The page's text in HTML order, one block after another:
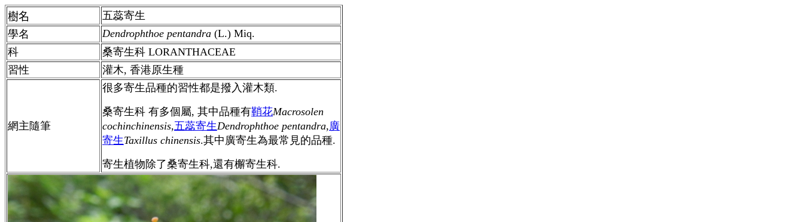
樹名
五蕊寄生
學名
Dendrophthoe pentandra (L.) Miq.
科
桑寄生科 LORANTHACEAE
習性
灌木, 香港原生種
網主隨筆
很多寄生品種的習性都是撥入灌木類.
桑寄生科 有多個屬, 其中品種有鞘花Macrosolen
cochinchinensis,五蕊寄生Dendrophthoe pentandra,廣
寄生Taxillus chinensis.其中廣寄生為最常見的品種.
寄生植物除了桑寄生科,還有檞寄生科.